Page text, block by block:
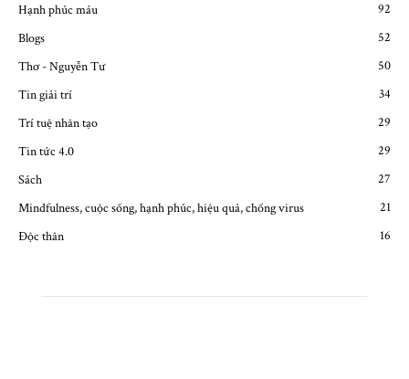
Hạnh phúc máu
92
Blogs
52
Thơ - Nguyễn Tư
50
Tin giải trí
34
Trí tuệ nhân tạo
29
Tin tức 4.0
29
Sách
27
Mindfulness, cuộc sống, hạnh phúc, hiệu quả, chống virus
21
Độc thân
16